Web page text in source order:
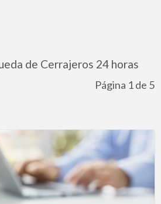
de Cerrajeros 24 horas
Página 1 de 5